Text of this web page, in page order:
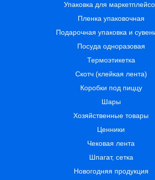
Упаковка для
Пленка упаковочная
Подарочная упаковка и
Посуда одноразовая
Термоэтикетка
Скотч (клейкая лента)
Коробки под пиццу
Шары
Хозяйственные товары
Ценники
Чековая лента
Шпагат, сетка
Новогодняя продукция